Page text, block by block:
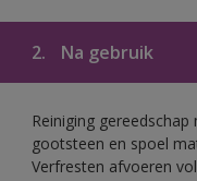
2. Na gebruik
Reiniging
gootsteen en spoel
Verfresten afvoeren